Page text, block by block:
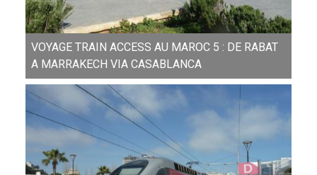
VOYAGE TRAIN ACCESS AU MAROC 5 : DE RABAT
A MARRAKECH VIA CASABLANCA